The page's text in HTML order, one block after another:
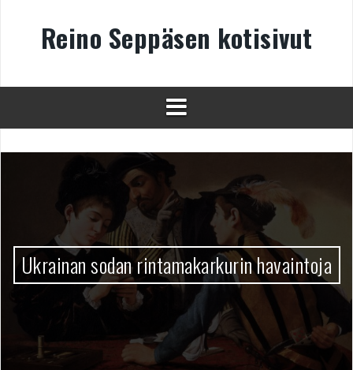
Reino Seppäsen kotisivut
Ukrainan sodan rintamakarkurin havaintoja